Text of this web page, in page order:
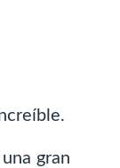
gran